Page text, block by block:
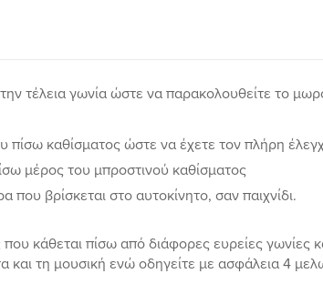
τέλεια γωνία ώστε να παρακολουθείτε το
καθίσματος ώστε να έχετε τον πλήρη
μέρος του μπροστινού καθίσματος
που βρίσκεται στο αυτοκίνητο, σαν παιχνίδι.
κάθεται πίσω από διάφορες ευρείες γωνίες
και τη μουσική ενώ οδηγείτε με ασφάλεια 4